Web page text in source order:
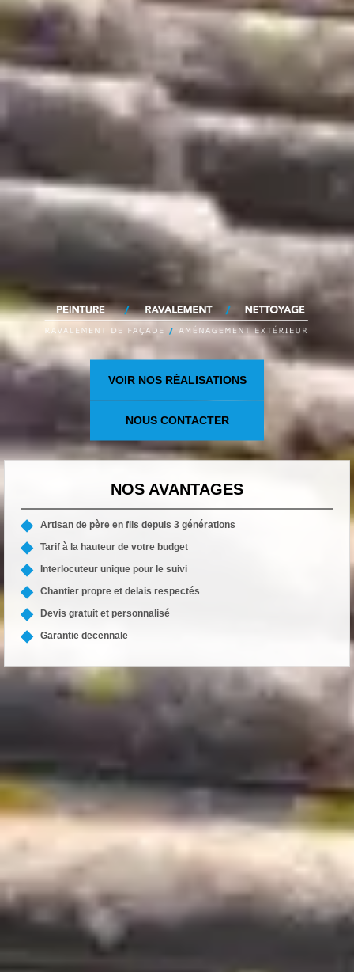
VOIR NOS RÉALISATIONS
NOUS CONTACTER
NOS AVANTAGES
Artisan de père en fils depuis 3 générations
Tarif à la hauteur de votre budget
Interlocuteur unique pour le suivi
Chantier propre et delais respectés
Devis gratuit et personnalisé
Garantie decennale